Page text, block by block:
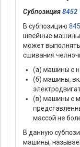
Субпозиция8452
В субпозицию
швейные машины
может
сшивания
(а) машины с
(б) машины,
(в) машины с
массой не
В данную
машины,